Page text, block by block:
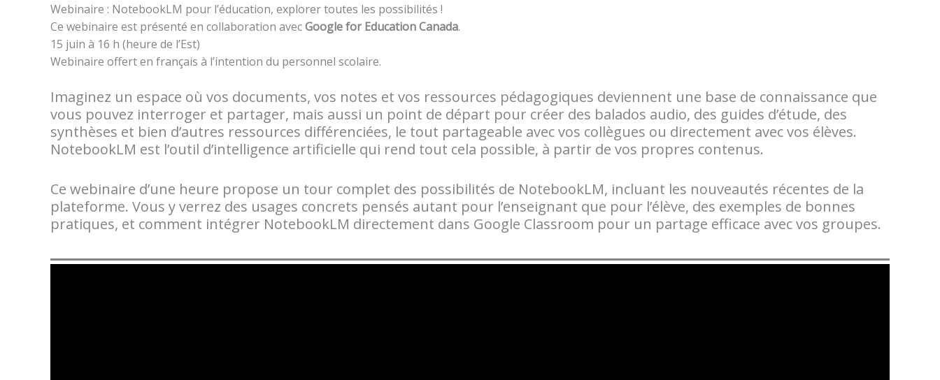
Webinaire : NotebookLM pour l’éducation, explorer toutes les possibilités !
Ce webinaire est présenté en collaboration avecGoogle for Education Canada.
15 juin à 16 h (heure de l’Est)
Webinaire offert en français à l’intention du personnel scolaire.
Imaginez un espace où vos documents, vos notes et vos ressources pédagogiques deviennent une base de connaissance que
vous pouvez interroger et partager, mais aussi un point de départ pour créer des balados audio, des guides d’étude, des
synthèses et bien d’autres ressources différenciées, le tout partageable avec vos collègues ou directement avec vos élèves.
NotebookLM est l’outil d’intelligence artificielle qui rend tout cela possible, à partir de vos propres contenus.
Ce webinaire d’une heure propose un tour complet des possibilités de NotebookLM, incluant les nouveautés récentes de la
plateforme. Vous y verrez des usages concrets pensés autant pour l’enseignant que pour l’élève, des exemples de bonnes
pratiques, et comment intégrer NotebookLM directement dans Google Classroom pour un partage efficace avec vos groupes.